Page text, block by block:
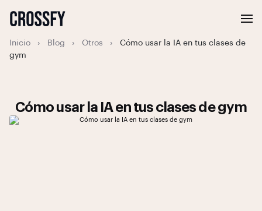
Inicio › Blog › Otros ›
Cómo usar la IA en tus clases de
gym
Cómo usar la IA en tus clases de gym